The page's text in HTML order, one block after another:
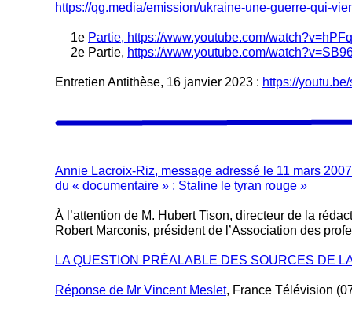
https://qg.media/emission/ukraine-une-guerre-qui-
1e Partie, https://www.youtube.com/
2e Partie, https://www.youtube.com/
Entretien Antithèse, 16 janvier 2023 : https://
Annie Lacroix-Riz, message adressé le 11 mars
du « documentaire » : Staline le tyran rouge »
À l’attention de M. Hubert Tison, directeur de la
Robert Marconis, président de l’Association des
LA QUESTION PRÉALABLE DES SOURCES DE
Réponse de Mr Vincent Meslet, France Télévision